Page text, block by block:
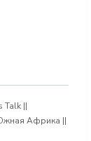
Talk ||
Африка ||